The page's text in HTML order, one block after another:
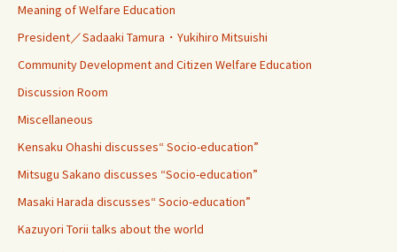
Meaning of Welfare Education
President／Sadaaki Tamura・Yukihiro Mitsuishi
Community Development and Citizen Welfare Education
Discussion Room
Miscellaneous
Kensaku Ohashi discusses“ Socio-education”
Mitsugu Sakano discusses “Socio-education”
Masaki Harada discusses“ Socio-education”
Kazuyori Torii talks about the world